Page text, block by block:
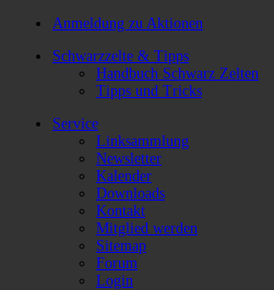
Anmeldung zu Aktionen
Schwarzzelte & Tipps
Handbuch Schwarz Zelten
Tipps und Tricks
Service
Linksammlung
Newsletter
Kalender
Downloads
Kontakt
Mitglied werden
Sitemap
Forum
Login